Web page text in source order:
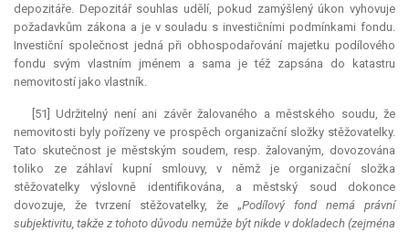
depozitáře. Depozitář souhlas udělí, pokud zamýšlený úkon vyhovuje
požadavkům zákona a je v souladu s investičními podmínkami fondu.
Investiční společnost jedná při obhospodařování majetku podílového
fondu svým vlastním jménem a sama je též zapsána do katastru
nemovitostí jako vlastník.
[51] Udržitelný není ani závěr žalovaného a městského soudu, že
nemovitosti byly pořízeny ve prospěch organizační složky stěžovatelky.
Tato skutečnost je městským soudem, resp. žalovaným, dovozována
toliko ze záhlaví kupní smlouvy, v němž je organizační složka
stěžovatelky výslovně identifikována, a městský soud dokonce
dovozuje, že tvrzení stěžovatelky, že „Podílový fond nemá právní
subjektivitu, takže z tohoto důvodu nemůže být nikde v dokladech (zejména